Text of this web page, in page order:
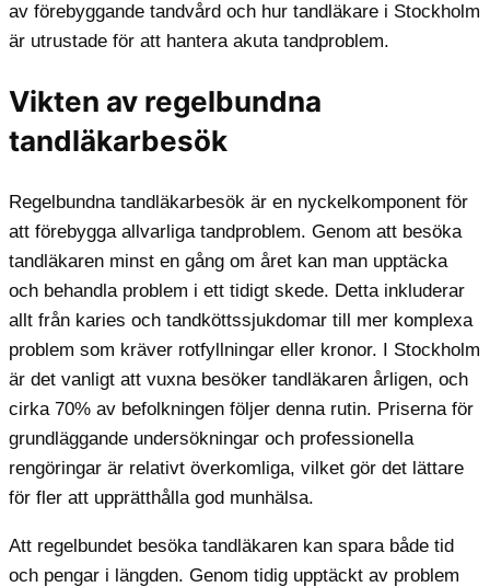
av förebyggande tandvård och hur tandläkare i Stockholm
är utrustade för att hantera akuta tandproblem.
Vikten av regelbundna
tandläkarbesök
Regelbundna tandläkarbesök är en nyckelkomponent för
att förebygga allvarliga tandproblem. Genom att besöka
tandläkaren minst en gång om året kan man upptäcka
och behandla problem i ett tidigt skede. Detta inkluderar
allt från karies och tandköttssjukdomar till mer komplexa
problem som kräver rotfyllningar eller kronor. I Stockholm
är det vanligt att vuxna besöker tandläkaren årligen, och
cirka 70% av befolkningen följer denna rutin. Priserna för
grundläggande undersökningar och professionella
rengöringar är relativt överkomliga, vilket gör det lättare
för fler att upprätthålla god munhälsa.
Att regelbundet besöka tandläkaren kan spara både tid
och pengar i längden. Genom tidig upptäckt av problem